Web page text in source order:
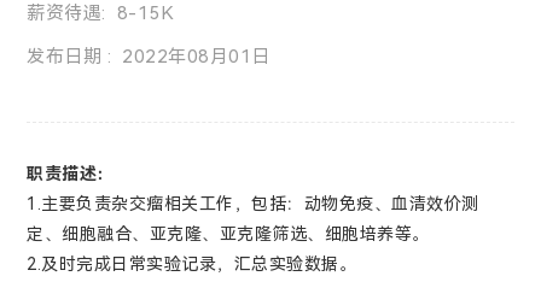
薪资待遇: 8-15K
发布日期 : 2022年08月01日
职责描述：
1. 主要负责杂交瘤相关工作，包括：动物免疫、血清效价测
定、细胞融合、亚克隆、亚克隆筛选、细胞培养等。
2. 及时完成日常实验记录，汇总实验数据。